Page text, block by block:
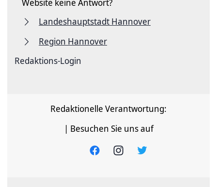
Website keine Antwort?
Landeshauptstadt Hannover
Region Hannover
Redaktions-Login
Redaktionelle Verantwortung:
| Besuchen Sie uns auf